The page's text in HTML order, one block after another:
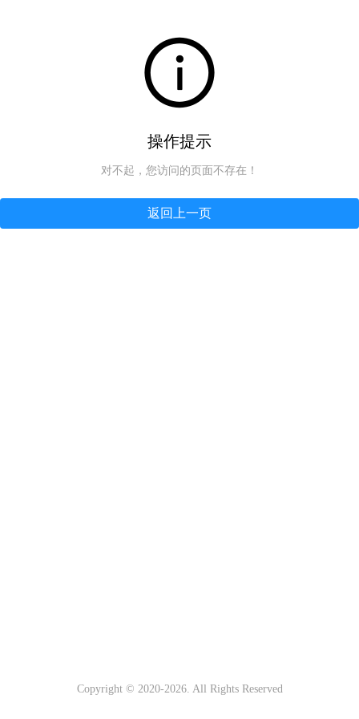
操作提示
对不起，您访问的页面不存在！
返回上一页
Copyright © 2020-2026. All Rights Reserved